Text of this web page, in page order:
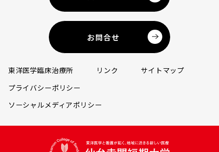
お問合せ
東洋医学臨床治療所 リンク
サイトマップ
プライバシーポリシー
ソーシャルメディアポリシー